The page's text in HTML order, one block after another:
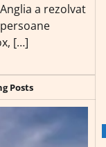
a rezolvat
[…]
Posts